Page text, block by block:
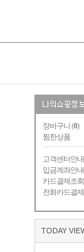
장바구니 (0)
찜한상품
고객센터안내
입금계좌안내
카드결제조회
전화카드결제
TODAY